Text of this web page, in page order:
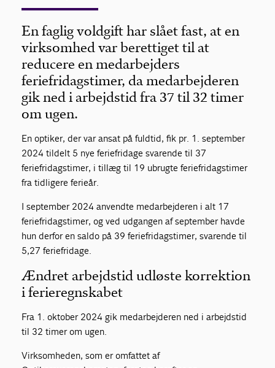
En faglig voldgift har slået fast, at en
virksomhed var berettiget til at
reducere en medarbejders
feriefridagstimer, da medarbejderen
gik ned i arbejdstid fra 37 til 32 timer
om ugen.
En optiker, der var ansat på fuldtid, fik pr. 1. september
2024 tildelt 5 nye feriefridage svarende til 37
feriefridagstimer, i tillæg til 19 ubrugte feriefridagstimer
fra tidligere ferieår.
I september 2024 anvendte medarbejderen i alt 17
feriefridagstimer, og ved udgangen af september havde
hun derfor en saldo på 39 feriefridagstimer, svarende til
5,27 feriefridage.
Ændret arbejdstid udløste korrektion
i ferieregnskabet
Fra 1. oktober 2024 gik medarbejderen ned i arbejdstid
til 32 timer om ugen.
Virksomheden, som er omfattet af